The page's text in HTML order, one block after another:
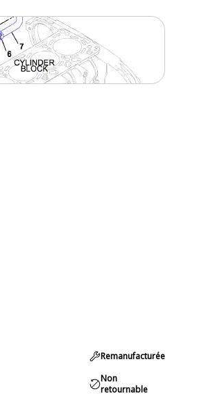
Remanufacturée
Non
retournable